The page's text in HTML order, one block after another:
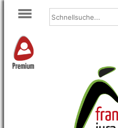
Premium